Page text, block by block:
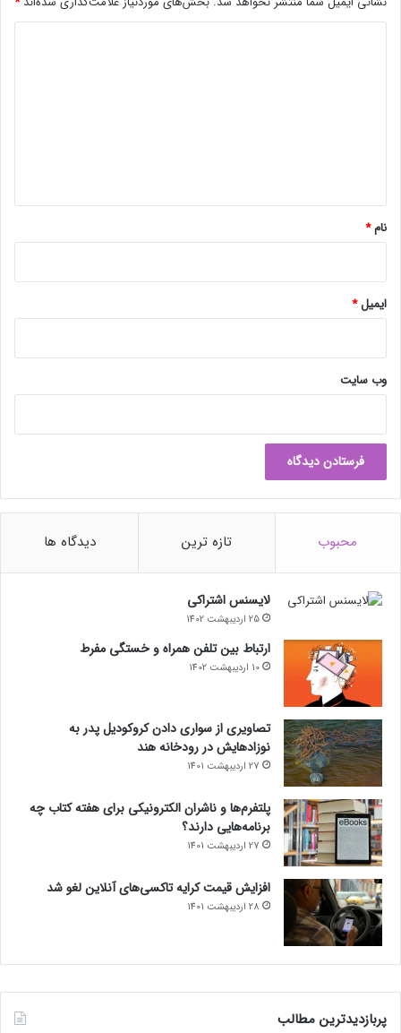
نام*
ایمیل*
وب‌ سایت
محبوب تازه ترین دیدگاه ها
لایسنس اشتراکی
25 اردیبهشت 1402
ارتباط بین تلفن همراه و خستگی مفرط
10 اردیبهشت 1402
تصاویری از سواری دادن کروکودیل پدر به
نوزادهایش در رودخانه هند
27 اردیبهشت 1401
پلتفرم‌ها و ناشران الکترونیکی برای هفته کتاب چه
برنامه‌هایی دارند؟
27 اردیبهشت 1401
افزایش قیمت کرایه تاکسی‌های آنلاین لغو شد
28 اردیبهشت 1401
پربازدیدترین مطالب